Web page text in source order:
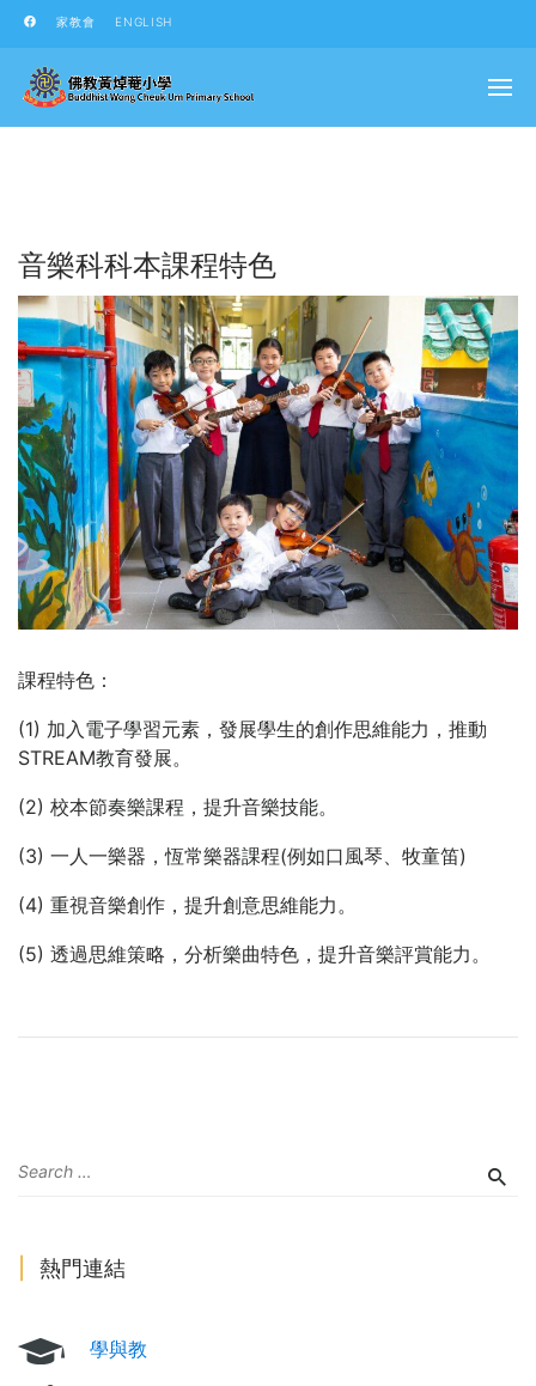
家教會 ENGLISH
音樂科科本課程特色
課程特色：
(1) 加入電子學習元素，發展學生的創作思維能力，推動
STREAM教育發展。
(2) 校本節奏樂課程，提升音樂技能。
(3) 一人一樂器，恆常樂器課程(例如口風琴、牧童笛)
(4) 重視音樂創作，提升創意思維能力。
(5) 透過思維策略，分析樂曲特色，提升音樂評賞能力。
熱門連結
學與教